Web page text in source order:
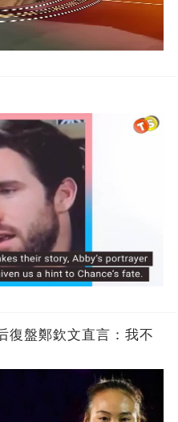
復盤鄭欽文直言：我不